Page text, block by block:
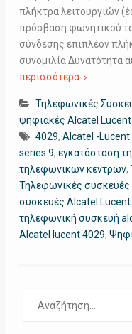
πλήκτρα λειτουργιών
πρόσβαση φωνητικού
σύνδεσης επιπλέον
συνομιλία Δυνατότητα
περισσότερα
Τηλεφωνικές
ψηφιακές Alcatel Lucent
4029, Alcatel -Lucent
series 9, εγκατάσταση
τηλεφωνικων κεντρων,
Τηλεφωνικές συσκευές
συσκευές Alcatel Lucent
τηλεφωνική συσκευή
Alcatel lucent 4029,
για: